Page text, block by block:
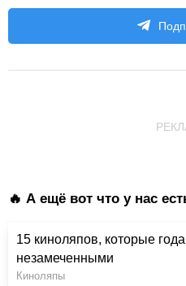
🔥 А ещё вот что у нас
15 киноляпов, которые
незамеченными
Киноляпы